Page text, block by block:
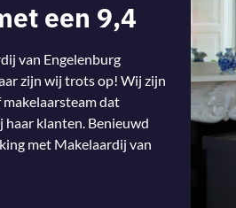
een 9,4
van Engelenburg
zijn wij trots op! Wij zijn
dat
klanten. Benieuwd
met Makelaardij van